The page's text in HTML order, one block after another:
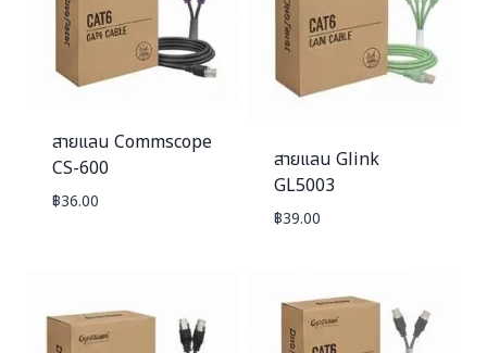
สายแลน Commscope
CS-600
฿36.00
สายแลน Glink
GL5003
฿39.00